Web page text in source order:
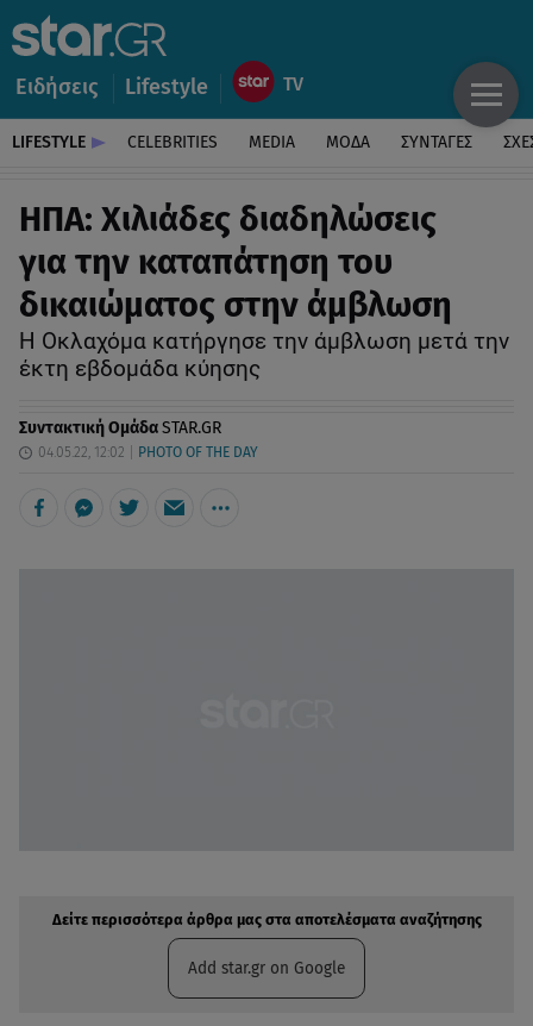
Ειδήσεις Lifestyle
LIFESTYLE CELEBRITIES MEDIA ΜΟΔΑ ΣΥΝΤΑΓΕΣ
ΗΠΑ: Χιλιάδες διαδηλώσεις
για την καταπάτηση του
δικαιώματος στην άμβλωση
Η Οκλαχόμα κατήργησε την άμβλωση μετά την
έκτη εβδομάδα κύησης
Συντακτική ΟμάδαSTAR.GR
04.05.22, 12:02 PHOTO OF THE DAY
Δείτε περισσότερα άρθρα μας στα αποτελέσματα αναζήτησης
Add star.gr on Google